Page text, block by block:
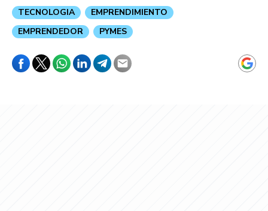
TECNOLOGIA
EMPRENDIMIENTO
EMPRENDEDOR
PYMES